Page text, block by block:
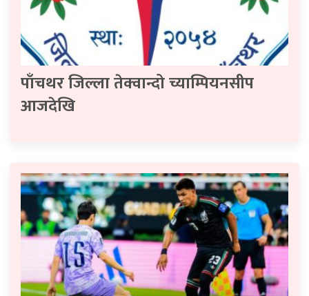
पाँचथर जिल्ला तेक्वान्दो च्याम्पियनसीप
आजदेखि